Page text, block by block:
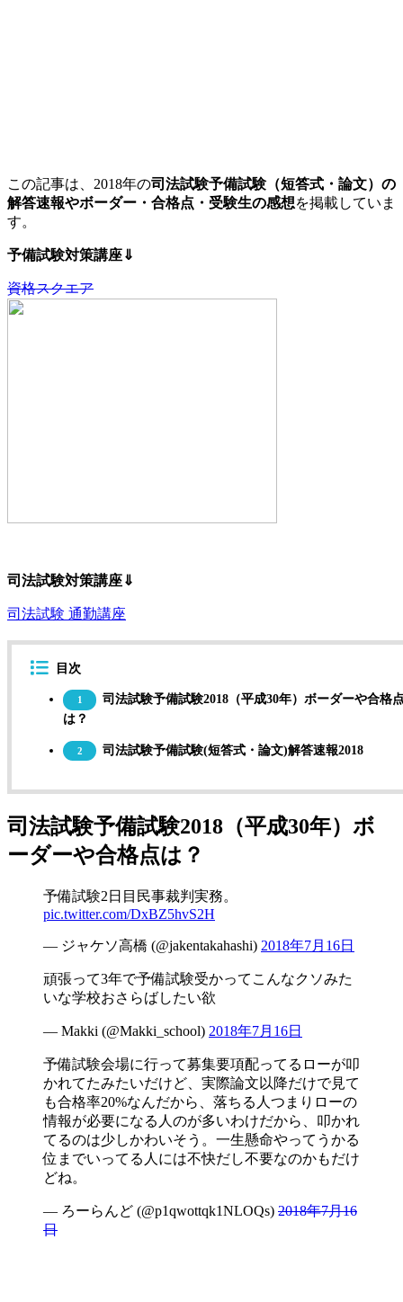
この記事は、2018年の司法試験予備試験（短答式・論文）の
解答速報やボーダー・合格点・受験生の感想を掲載していま
す。
予備試験対策講座⇓
資格スクエア
司法試験対策講座⇓
司法試験 通勤講座
目次
1
司法試験予備試験2018（平成30年）ボーダーや合格
は？
2 司法試験予備試験(短答式・論文)解答速報2018
司法試験予備試験2018（平成30年）ボ
ーダーや合格点は？
予備試験2日目民事裁判実務。
pic.twitter.com/DxBZ5hvS2H
— ジャケソ高橋 (@jakentakahashi) 2018年7月16日
頑張って3年で予備試験受かってこんなクソみた
いな学校おさらばしたい欲
— Makki (@Makki_school) 2018年7月16日
予備試験会場に行って募集要項配ってるローが叩
かれてたみたいだけど、実際論文以降だけで見て
も合格率20%なんだから、落ちる人つまりローの
情報が必要になる人のが多いわけだから、叩かれ
てるのは少しかわいそう。一生懸命やってうかる
位までいってる人には不快だし不要なのかもだけ
どね。
— ろーらんど (@p1qwottqk1NLOQs) 2018年7月16
日